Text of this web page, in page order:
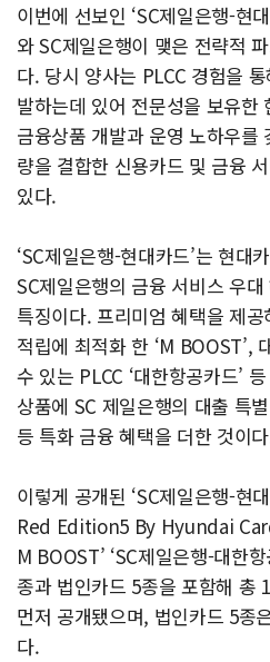
이번에 선보인 ‘SC제일은행-현
와 SC제일은행이 맺은 전략적
다. 당시 양사는 PLCC 경험을
발하는데 있어 전문성을 보유한
금융상품 개발과 운영 노하우를
량을 결합한 신용카드 및 금융
있다.
‘SC제일은행-현대카드’는 현대
SC제일은행의 금융 서비스 우
특징이다. 프리미엄 혜택을 제
적립에 최적화 한 ‘M BOOST’,
수 있는 PLCC ‘대한항공카드’
상품에 SC 제일은행의 대출 특
등 특화 금융 혜택을 더한 것이
이렇게 공개된 ‘SC제일은행-현
Red Edition5 By Hyundai
M BOOST’ ‘SC제일은행-대한
종과 법인카드 5종을 포함해 총
먼저 공개됐으며, 법인카드 5종
다.